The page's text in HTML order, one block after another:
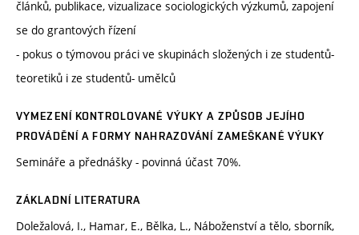
článků, publikace, vizualizace sociologických výzkumů, zapojení
se do grantových řízení
- pokus o týmovou práci ve skupinách složených i ze studentů-
teoretiků i ze studentů- umělců
VYMEZENÍ KONTROLOVANÉ VÝUKY A ZPŮSOB JEJÍHO
PROVÁDĚNÍ A FORMY NAHRAZOVÁNÍ ZAMEŠKANÉ VÝUKY
Semináře a přednášky - povinná účast 70%.
ZÁKLADNÍ LITERATURA
Doležalová, I., Hamar, E., Bělka, L., Náboženství a tělo, sborník,